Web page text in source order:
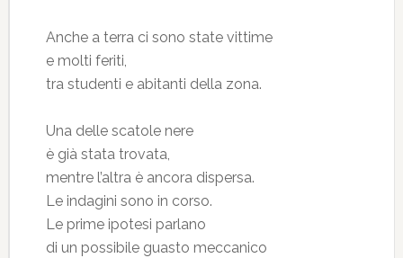
Anche a terra ci sono state vittime
e molti feriti,
tra studenti e abitanti della zona.
Una delle scatole nere
è già stata trovata,
mentre l’altra è ancora dispersa.
Le indagini sono in corso.
Le prime ipotesi parlano
di un possibile guasto meccanico